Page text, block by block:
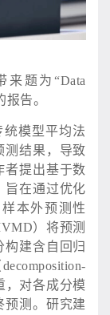
来题为“Data
报告。
模型平均法
测结果，导致
者提出基于数
旨在通过优化
本外预测性
）将预测
建含自回归
，对各成分模
预测。研究建